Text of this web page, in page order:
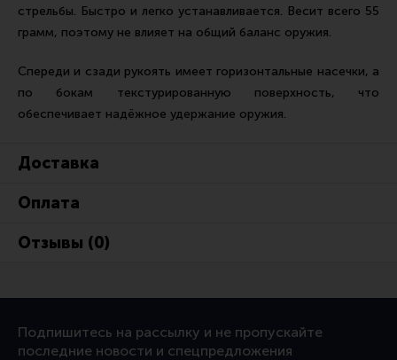
Подсумки
Перчатки
Разгрузочные системы и защита
Тактическая медицина
Прочее снаряжение
Инструменты и другие аксессуары
стрельбы. Быстро и легко устанавливается. Весит всего 55
грамм, поэтому не влияет на общий баланс оружия.
Спереди и сзади рукоять имеет горизонтальные насечки, а
по бокам текстурированную поверхность, что
обеспечивает надёжное удержание оружия.
Доставка
Оплата
Отзывы (0)
Подпишитесь на рассылку и не пропускайте
последние новости и спецпредложения